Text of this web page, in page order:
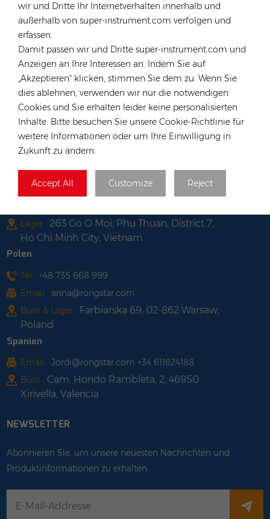
wir und Dritte Ihr Internetverhalten innerhalb und
außerhalb von super-instrument.com verfolgen und
erfassen.
Damit passen wir und Dritte super-instrument.com und
Anzeigen an Ihre Interessen an. Indem Sie auf
„Akzeptieren“ klicken, stimmen Sie dem zu. Wenn Sie
dies ablehnen, verwenden wir nur die notwendigen
Cookies und Sie erhalten leider keine personalisierten
Inhalte. Bitte besuchen Sie unsere Cookie-Richtlinie für
weitere Informationen oder um Ihre Einwilligung in
Zukunft zu ändern.
Accept All Customize Reject
Büro & Lager : Industriestraße 40, 52457
Aldenhoven, Deutschland
Hongkong
Tel :+852 54222219
Email :
hk@rongstar.com
Büro & Lager :39 Kung-Um Road, Yuen Long,
Hong Kong
Vietnam
Tel :+84 522 038 896
102 Phung Van Cung Street,Ward 7,
Lager : 263 Go O Moi, Phu Thuan, District 7,
Ho Chi Minh City, Vietnam
Polen
Tel : +48 735 668 999
Email : anna@rongstar.com
Büro & Lager : Farbiarska 69, 02-862 Warsaw,
Poland
Spanien
Email : Jordi@rongstar.com +34 611824188
Büro : Cam. Hondo Rambleta, 2, 46950
Xirivella, Valencia
NEWSLETTER
Abonnieren Sie, um unsere neuesten Nachrichten und
Produktinformationen zu erhalten.